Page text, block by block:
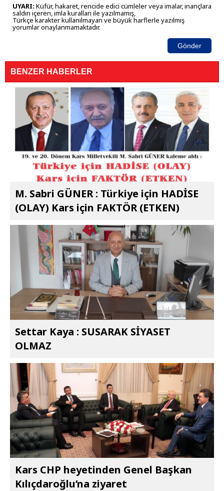
UYARI: Küfür, hakaret, rencide edici cümleler veya imalar, inançlara
saldırı içeren, imla kuralları ile yazılmamış,
Türkçe karakter kullanılmayan ve büyük harflerle yazılmış
yorumlar onaylanmamaktadır.
Gönder
BENZER HABERLER
M. Sabri GÜNER : Türkiye için HADİSE
(OLAY) Kars için FAKTÖR (ETKEN)
Settar Kaya : SUSARAK SİYASET
OLMAZ
Kars CHP heyetinden Genel Başkan
Kılıçdaroğlu’na ziyaret